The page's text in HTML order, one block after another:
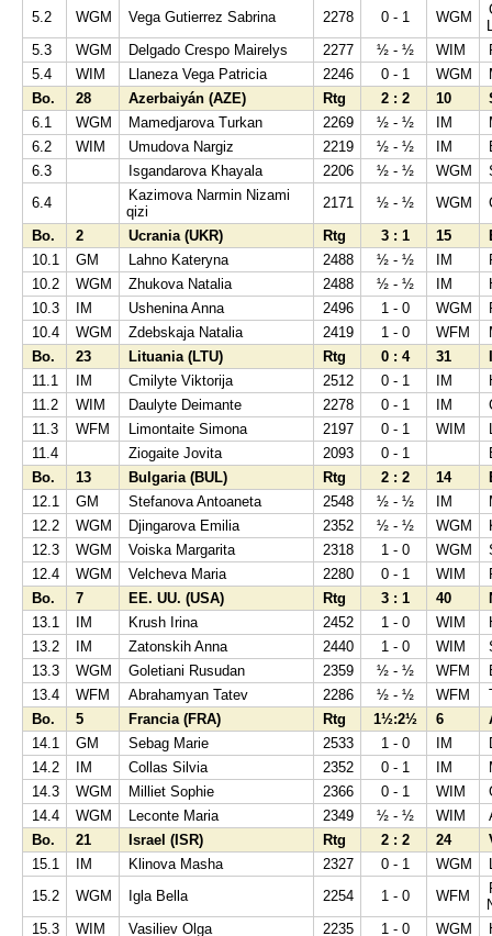
5.2
WGM Vega Gutierrez Sabrina 2278 0 - 1 WGM
5.3
WGM Delgado Crespo Mairelys 2277 ½ - ½ WIM
5.4
WIM Llaneza Vega Patricia 2246 0 - 1 WGM
Bo.
28 Azerbaiyán (AZE) Rtg 2 : 2 10
6.1
WGM Mamedjarova Turkan 2269 ½ - ½ IM
6.2
WIM Umudova Nargiz 2219 ½ - ½ IM
6.3
Isgandarova Khayala 2206 ½ - ½ WGM
6.4
Kazimova Narmin Nizami
qizi
2171 ½ - ½ WGM
Bo.
2 Ucrania (UKR) Rtg 3 : 1 15
10.1
GM Lahno Kateryna 2488 ½ - ½ IM
10.2
WGM Zhukova Natalia 2488 ½ - ½ IM
10.3
IM Ushenina Anna 2496 1 - 0 WGM
10.4
WGM Zdebskaja Natalia 2419 1 - 0 WFM
Bo.
23 Lituania (LTU) Rtg 0 : 4 31
11.1
IM Cmilyte Viktorija 2512 0 - 1 IM
11.2
WIM Daulyte Deimante 2278 0 - 1 IM
11.3
WFM Limontaite Simona 2197 0 - 1 WIM
11.4
Ziogaite Jovita 2093 0 - 1
Bo.
13 Bulgaria (BUL) Rtg 2 : 2 14
12.1
GM Stefanova Antoaneta 2548 ½ - ½ IM
12.2
WGM Djingarova Emilia 2352 ½ - ½ WGM
12.3
WGM Voiska Margarita 2318 1 - 0 WGM
12.4
WGM Velcheva Maria 2280 0 - 1 WIM
Bo.
7 EE. UU. (USA) Rtg 3 : 1 40
13.1
IM Krush Irina 2452 1 - 0 WIM
13.2
IM Zatonskih Anna 2440 1 - 0 WIM
13.3
WGM Goletiani Rusudan 2359 ½ - ½ WFM
13.4
WFM Abrahamyan Tatev 2286 ½ - ½ WFM
Bo.
5 Francia (FRA) Rtg 1½:2½ 6
14.1
GM Sebag Marie 2533 1 - 0 IM
14.2
IM Collas Silvia 2352 0 - 1 IM
14.3
WGM Milliet Sophie 2366 0 - 1 WIM
14.4
WGM Leconte Maria 2349 ½ - ½ WIM
Bo.
21 Israel (ISR) Rtg 2 : 2 24
15.1
IM Klinova Masha 2327 0 - 1 WGM
15.2
WGM Igla Bella 2254 1 - 0 WFM
15.3
WIM Vasiliev Olga 2235 1 - 0 WGM